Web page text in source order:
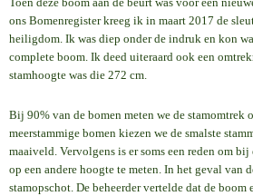
ons Bomenregister kreeg ik in maart 2017 de
heiligdom. Ik was diep onder de indruk en kon
complete boom. Ik deed uiteraard ook een
stamhoogte was die 272 cm.
Bij 90% van de bomen meten we de stamomtrek
meerstammige bomen kiezen we de smalste
maaiveld. Vervolgens is er soms een reden om
op een andere hoogte te meten. In het geval van
stamopschot. De beheerder vertelde dat de boom